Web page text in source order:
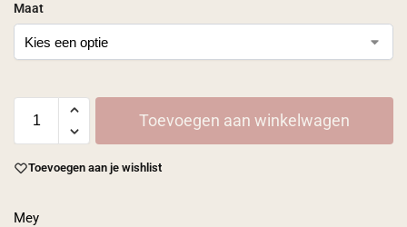
Maat
Toevoegen aan winkelwagen
Toevoegen aan je wishlist
Mey